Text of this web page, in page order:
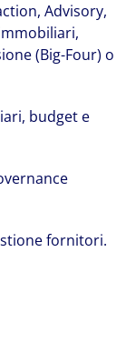
Advisory,
(Big-Four) o
budget e
fornitori.